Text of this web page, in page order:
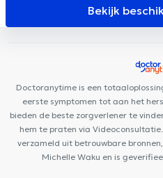
Cabinet Médical Bois Joli
Centre
Médical Walzin
Ma Bulle
Cabinet Médical MEDIHERINCKX
Bekijk
Doctoranytime is een
eerste symptomen tot aan het
bieden de beste zorgverlener te
hem te praten via
verzameld uit betrouwbare
Michelle Waku en is